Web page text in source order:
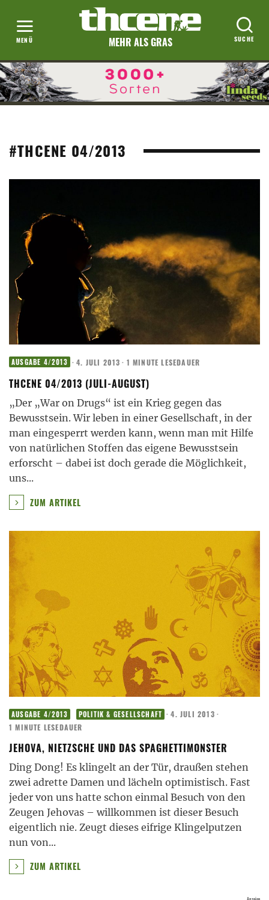
MEHR ALS GRAS
#THCENE 04/2013
AUSGABE 4/2013 · 4. JULI 2013 · 1 MINUTE LESEDAUER
THCENE 04/2013 (JULI-AUGUST)
„Der „War on Drugs“ ist ein Krieg gegen das
Bewusstsein. Wir leben in einer Gesellschaft, in der
man eingesperrt werden kann, wenn man mit Hilfe
von natürlichen Stoffen das eigene Bewusstsein
erforscht – dabei ist doch gerade die Möglichkeit,
uns...
ZUM ARTIKEL
AUSGABE 4/2013 POLITIK & GESELLSCHAFT · 4. JULI 2013 ·
1 MINUTE LESEDAUER
JEHOVA, NIETZSCHE UND DAS SPAGHETTIMONSTER
Ding Dong! Es klingelt an der Tür, draußen stehen
zwei adrette Damen und lächeln optimistisch. Fast
jeder von uns hatte schon einmal Besuch von den
Zeugen Jehovas – willkommen ist dieser Besuch
eigentlich nie. Zeugt dieses eifrige Klingelputzen
nun von...
ZUM ARTIKEL